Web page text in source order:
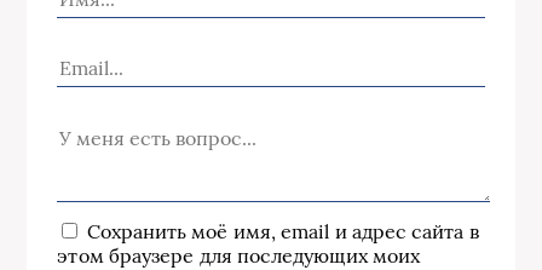
Сохранить моё имя, email и адрес сайта в
этом браузере для последующих моих